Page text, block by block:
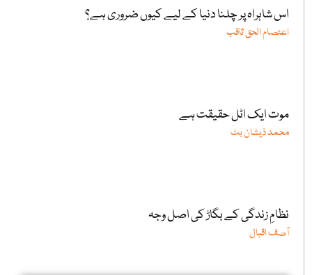
اس شاہراہ پر چلنا دنیا کے لیے کیوں ضروری ہے؟
اعتصام الحق ثاقب
موت ایک اٹل حقیقت ہے
محمد ذیشان بٹ
نظامِ زندگی کے بگاڑ کی اصل وجہ
آصف اقبال